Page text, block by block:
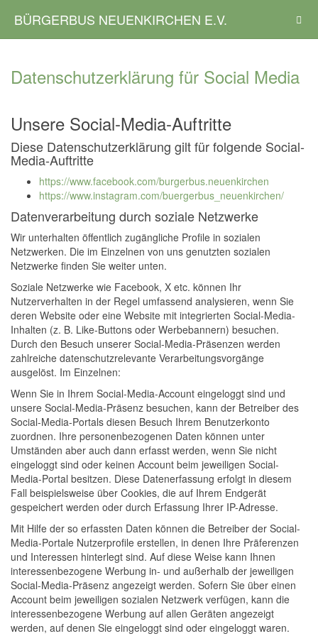
BÜRGERBUS NEUENKIRCHEN E.V.
Datenschutzerklärung für Social Media
Unsere Social-Media-Auftritte
Diese Datenschutzerklärung gilt für folgende Social-
Media-Auftritte
https://www.facebook.com/burgerbus.neuenkirchen
https://www.instagram.com/buergerbus_neuenkirchen/
Datenverarbeitung durch soziale Netzwerke
Wir unterhalten öffentlich zugängliche Profile in sozialen
Netzwerken. Die im Einzelnen von uns genutzten sozialen
Netzwerke finden Sie weiter unten.
Soziale Netzwerke wie Facebook, X etc. können Ihr
Nutzerverhalten in der Regel umfassend analysieren, wenn Sie
deren Website oder eine Website mit integrierten Social-Media-
Inhalten (z. B. Like-Buttons oder Werbebannern) besuchen.
Durch den Besuch unserer Social-Media-Präsenzen werden
zahlreiche datenschutzrelevante Verarbeitungsvorgänge
ausgelöst. Im Einzelnen:
Wenn Sie in Ihrem Social-Media-Account eingeloggt sind und
unsere Social-Media-Präsenz besuchen, kann der Betreiber des
Social-Media-Portals diesen Besuch Ihrem Benutzerkonto
zuordnen. Ihre personenbezogenen Daten können unter
Umständen aber auch dann erfasst werden, wenn Sie nicht
eingeloggt sind oder keinen Account beim jeweiligen Social-
Media-Portal besitzen. Diese Datenerfassung erfolgt in diesem
Fall beispielsweise über Cookies, die auf Ihrem Endgerät
gespeichert werden oder durch Erfassung Ihrer IP-Adresse.
Mit Hilfe der so erfassten Daten können die Betreiber der Social-
Media-Portale Nutzerprofile erstellen, in denen Ihre Präferenzen
und Interessen hinterlegt sind. Auf diese Weise kann Ihnen
interessenbezogene Werbung in- und außerhalb der jeweiligen
Social-Media-Präsenz angezeigt werden. Sofern Sie über einen
Account beim jeweiligen sozialen Netzwerk verfügen, kann die
interessenbezogene Werbung auf allen Geräten angezeigt
werden, auf denen Sie eingeloggt sind oder eingeloggt waren.